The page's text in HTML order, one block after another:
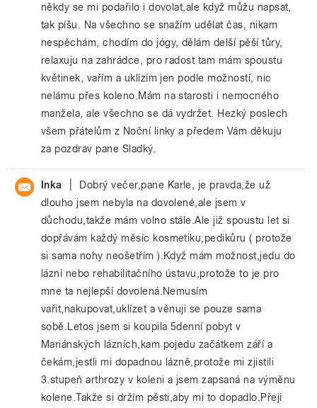
někdy se mi podařilo i dovolat,ale když můžu napsat,
tak píšu. Na všechno se snažím udělat čas, nikam
nespěchám, chodím do jógy, dělám delší pěší tůry,
relaxuju na zahrádce, pro radost tam mám spoustu
květinek, vařím a uklízím jen podle možností, nic
nelámu přes koleno.Mám na starosti i nemocného
manžela, ale všechno se dá vydržet. Hezký poslech
všem přátelům z Noční linky a předem Vám děkuju
za pozdrav pane Sladký.
Inka
Dobrý večer,pane Karle, je pravda,že už
dlouho jsem nebyla na dovolené,ale jsem v
důchodu,takže mám volno stále.Ale již spoustu let si
dopřávám každý měsíc kosmetiku,pedikůru ( protože
si sama nohy neošetřím ).Když mám možnost,jedu do
lázní nebo rehabilitačního ústavu,protože to je pro
mne ta nejlepší dovolená.Nemusím
vařit,nakupovat,uklízet a věnuji se pouze sama
sobě.Letos jsem si koupila 5denní pobyt v
Mariánských lázních,kam pojedu začátkem září a
čekám,jestli mi dopadnou lázně,protože mi zjistili
3.stupeň arthrozy v koleni a jsem zapsaná na výměnu
kolene.Takže si držím pěsti,aby mi to dopadlo.Přeji